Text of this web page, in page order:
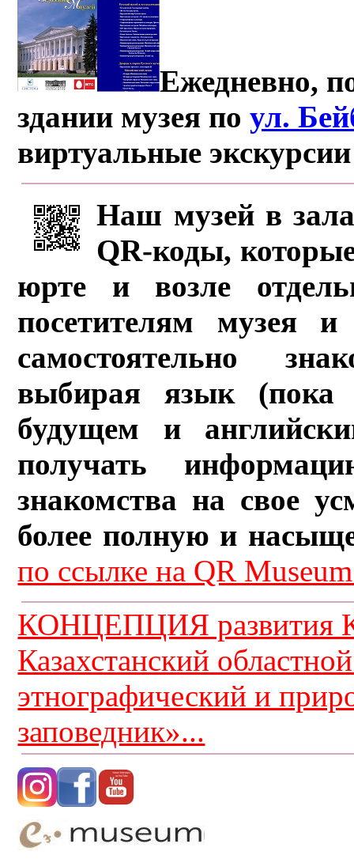
Ежедневно,
здании музея поул.
виртуальные
Наш музей в
QR-коды,
юрте и возле
посетителям музея и
самостоятельно
выбирая язык (пока
будущем и
получать
знакомства на свое
более полную и
по ссылке на QR
КОНЦЕПЦИЯ развития
Казахстанский
этнографический и
заповедник»...